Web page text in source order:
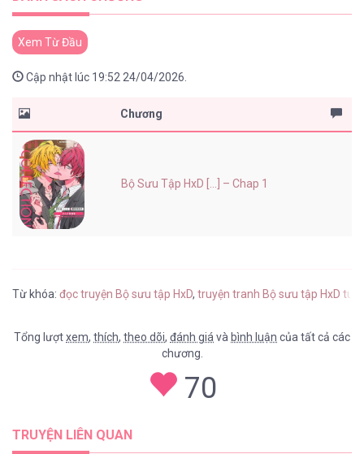
Xem Từ Đầu
Cập nhật lúc 19:52 24/04/2026.
Chương
Bộ Sưu Tập HxD [...] – Chap 1
Từ khóa: đọc truyện Bộ sưu tập HxD, truyện tranh Bộ sưu tập HxD
Tổng lượtxem, thích, theo dõi, đánh giávà bình luận của tất cả các
chương.
70
TRUYỆN LIÊN QUAN